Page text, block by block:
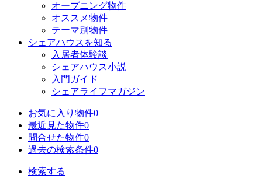
オープニング物件
オススメ物件
テーマ別物件
シェアハウスを知る
入居者体験談
シェアハウス小説
入門ガイド
シェアライフマガジン
お気に入り物件0
最近見た物件0
問合せた物件0
過去の検索条件0
検索する